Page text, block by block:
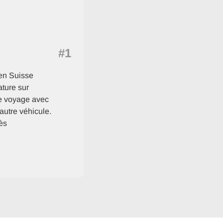
#1
Suisse
sur
voyage avec
véhicule.